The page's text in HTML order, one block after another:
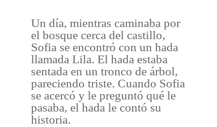
Un día, mientras caminaba por
el bosque cerca del castillo,
Sofia se encontró con un hada
llamada Lila. El hada estaba
sentada en un tronco de árbol,
pareciendo triste. Cuando Sofia
se acercó y le preguntó qué le
pasaba, el hada le contó su
historia.